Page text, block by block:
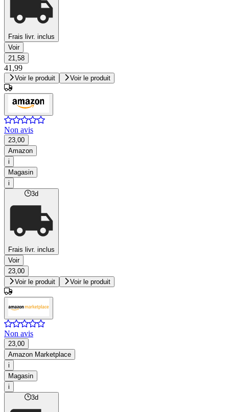
Frais livr. inclus
Voir
21,58
41,99
Voir le produit Voir le produit
Non avis
23,00
Amazon
i
Magasin
i
3d
Frais livr. inclus
Voir
23,00
Voir le produit
Voir le produit
Non avis
23,00
Amazon Marketplace
i
Magasin
i
3d